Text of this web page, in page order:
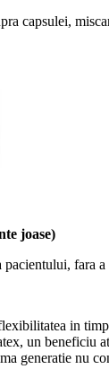
capsulei,
joase)
fara
in
un beneficiu
generatie nu